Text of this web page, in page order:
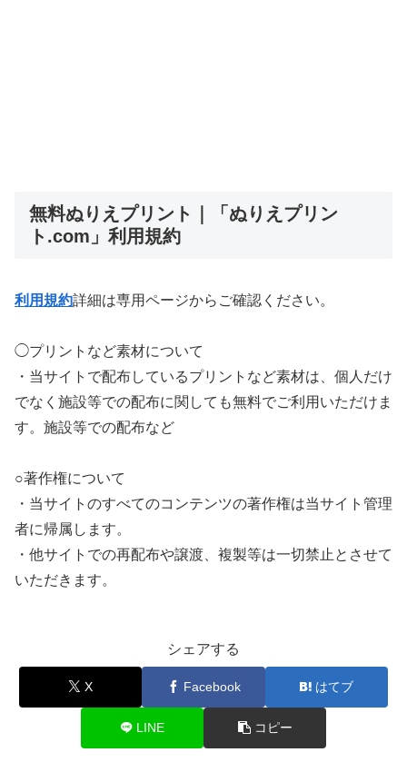
無料ぬりえプリント｜「ぬりえプリン
ト.com」利用規約
利用規約詳細は専用ページからご確認ください。
◯プリントなど素材について
・当サイトで配布しているプリントなど素材は、個人だけ
でなく施設等での配布に関しても無料でご利用いただけま
す。施設等での配布など
○著作権について
・当サイトのすべてのコンテンツの著作権は当サイト管理
者に帰属します。
・他サイトでの再配布や譲渡、複製等は一切禁止とさせて
いただきます。
シェアする
X Facebook はてブ
LINE コピー